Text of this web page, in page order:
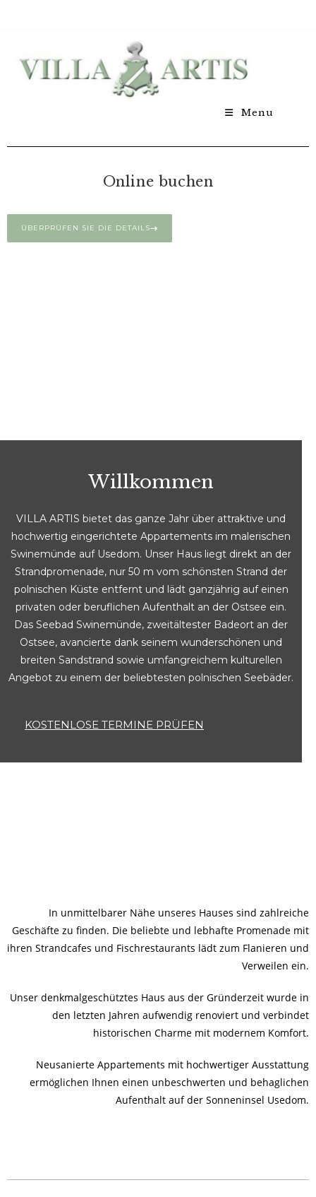
Menu
Online buchen
ÜBERPRÜFEN SIE DIE DETAILS
Willkommen
VILLA ARTIS bietet das ganze Jahr über attraktive und
hochwertig eingerichtete Appartements im malerischen
Swinemünde auf Usedom. Unser Haus liegt direkt an der
Strandpromenade, nur 50 m vom schönsten Strand der
polnischen Küste entfernt und lädt ganzjährig auf einen
privaten oder beruflichen Aufenthalt an der Ostsee ein.
Das Seebad Swinemünde, zweitältester Badeort an der
Ostsee, avancierte dank seinem wunderschönen und
breiten Sandstrand sowie umfangreichem kulturellen
Angebot zu einem der beliebtesten polnischen Seebäder.
KOSTENLOSE TERMINE PRÜFEN
In unmittelbarer Nähe unseres Hauses sind zahlreiche
Geschäfte zu finden. Die beliebte und lebhafte Promenade mit
ihren Strandcafes und Fischrestaurants lädt zum Flanieren und
Verweilen ein.
Unser denkmalgeschütztes Haus aus der Gründerzeit wurde in
den letzten Jahren aufwendig renoviert und verbindet
historischen Charme mit modernem Komfort.
Neusanierte Appartements mit hochwertiger Ausstattung
ermöglichen Ihnen einen unbeschwerten und behaglichen
Aufenthalt auf der Sonneninsel Usedom.